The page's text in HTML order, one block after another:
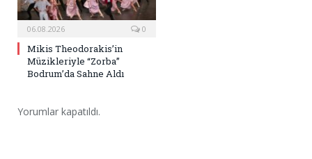
06.08.2026 0
Mikis Theodorakis’in
Müzikleriyle “Zorba”
Bodrum’da Sahne Aldı
Yorumlar kapatıldı.